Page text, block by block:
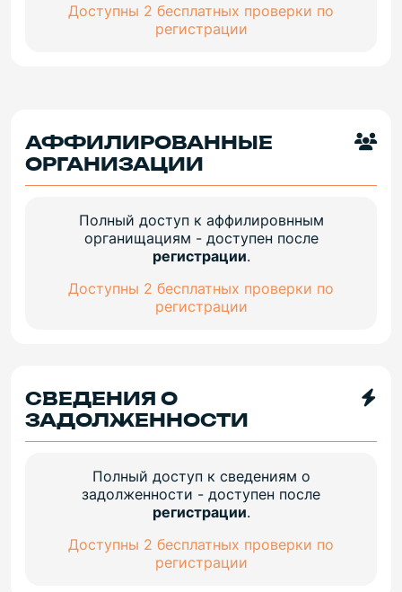
Доступны 2 бесплатных проверки по
регистрации
АФФИЛИРОВАННЫЕ
ОРГАНИЗАЦИИ
Полный доступ к аффилировнным
органищациям - доступен после
регистрации.
Доступны 2 бесплатных проверки по
регистрации
СВЕДЕНИЯ О
ЗАДОЛЖЕННОСТИ
Полный доступ к сведениям о
задолженности - доступен после
регистрации.
Доступны 2 бесплатных проверки по
регистрации